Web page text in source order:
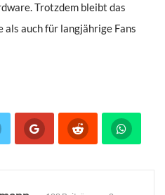
Trotzdem bleibt das
auch für langjährige Fans